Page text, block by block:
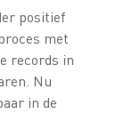
positief
met
records in
Nu
in de